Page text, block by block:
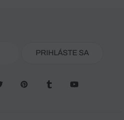
PRIHLÁSTE SA